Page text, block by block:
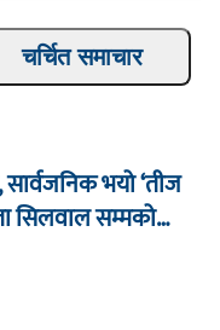
चर्चित समाचार
भयो ‘तीज
सिलवाल सम्मको